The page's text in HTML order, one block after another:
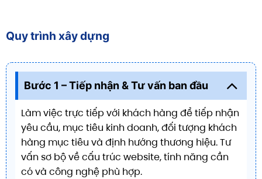
Quy trình xây dựng
Bước 1 – Tiếp nhận & Tư vấn ban đầu
Làm việc trực tiếp với khách hàng để tiếp nhận
yêu cầu, mục tiêu kinh doanh, đối tượng khách
hàng mục tiêu và định hướng thương hiệu. Tư
vấn sơ bộ về cấu trúc website, tính năng cần
có và công nghệ phù hợp.